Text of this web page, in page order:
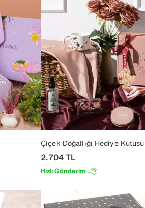
Çiçek Doğallığı Hediye Kutusu
2.704TL
Hızlı Gönderim